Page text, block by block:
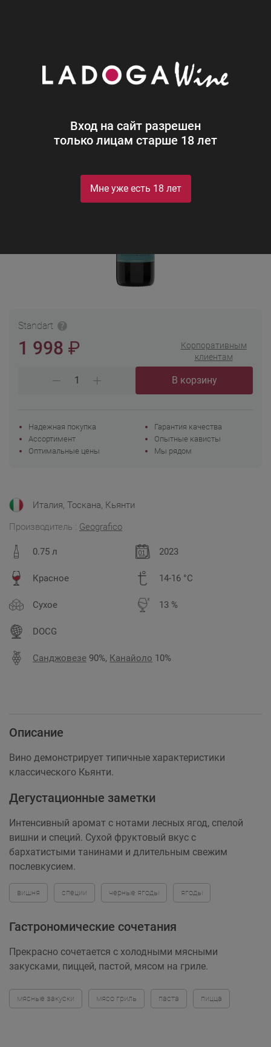
Вход на сайт разрешен
только лицам старше 18 лет
Мне уже есть 18 лет
Красное
Кьянти Джеографико
Италия, Тоскана, Кьянти
Производитель : Geografico
0.75 л 2023
Красное 14-16 °C
Сухое 13 %
DOCG
Санджовезе 90%, Канайоло 10%
Standart
1 998 ₽
Корпоративным
клиентам
В корзину
Надежная покупка
Гарантия качества
Ассортимент
Опытные кависты
Оптимальные цены
Мы рядом
Описание
Вино демонстрирует типичные характеристики
классического Кьянти.
Дегустационные заметки
Интенсивный аромат с нотами лесных ягод, спелой
вишни и специй. Сухой фруктовый вкус с
бархатистыми танинами и длительным свежим
послевкусием.
вишня специи черные ягоды ягоды
Гастрономические сочетания
Прекрасно сочетается с холодными мясными
закусками, пиццей, пастой, мясом на гриле.
мясные закуски мясо гриль паста пицца